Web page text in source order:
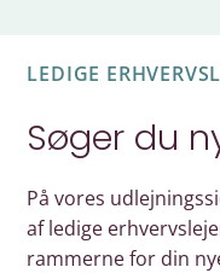
LEDIGE
Søger du
På vores
af ledige
rammerne for din